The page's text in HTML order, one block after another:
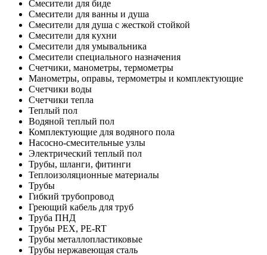
Смесители для биде
Смесители для ванны и душа
Смесители для душа с жесткой стойкой
Смесители для кухни
Смесители для умывальника
Смесители специального назначения
Счетчики, манометры, термометры
Манометры, оправы, термометры и комплектующие
Счетчики воды
Счетчики тепла
Теплый пол
Водяной теплый пол
Комплектующие для водяного пола
Насосно-смесительные узлы
Электрический теплый пол
Трубы, шланги, фитинги
Теплоизоляционные материалы
Трубы
Гибкий трубопровод
Греющий кабель для труб
Труба ПНД
Трубы PEX, PE-RT
Трубы металлопластиковые
Трубы нержавеющая сталь